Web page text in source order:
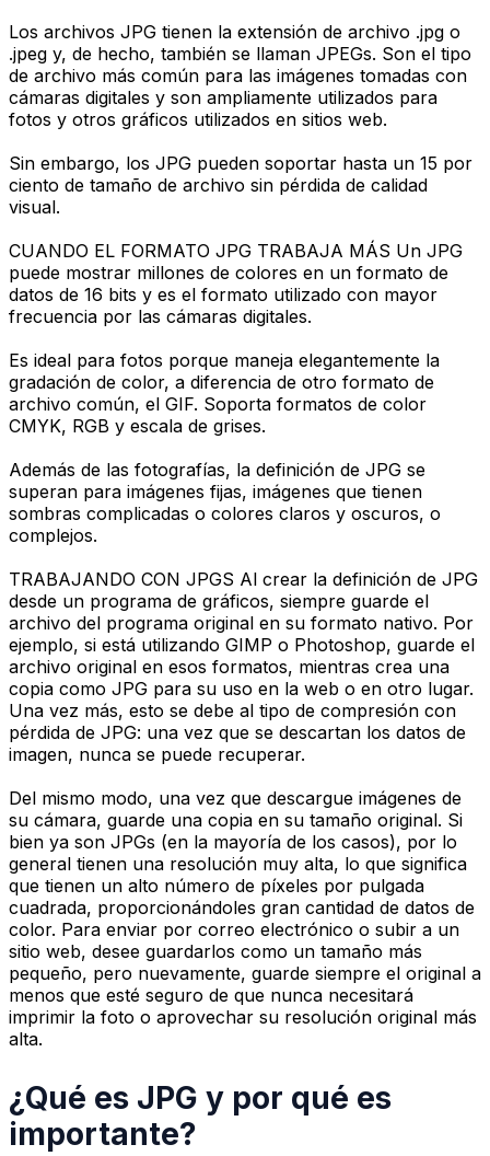
Los archivos JPG tienen la extensión de archivo .jpg o
.jpeg y, de hecho, también se llaman JPEGs. Son el tipo
de archivo más común para las imágenes tomadas con
cámaras digitales y son ampliamente utilizados para
fotos y otros gráficos utilizados en sitios web.
Sin embargo, los JPG pueden soportar hasta un 15 por
ciento de tamaño de archivo sin pérdida de calidad
visual.
CUANDO EL FORMATO JPG TRABAJA MÁS Un JPG
puede mostrar millones de colores en un formato de
datos de 16 bits y es el formato utilizado con mayor
frecuencia por las cámaras digitales.
Es ideal para fotos porque maneja elegantemente la
gradación de color, a diferencia de otro formato de
archivo común, el GIF. Soporta formatos de color
CMYK, RGB y escala de grises.
Además de las fotografías, la definición de JPG se
superan para imágenes fijas, imágenes que tienen
sombras complicadas o colores claros y oscuros, o
complejos.
TRABAJANDO CON JPGS Al crear la definición de JPG
desde un programa de gráficos, siempre guarde el
archivo del programa original en su formato nativo. Por
ejemplo, si está utilizando GIMP o Photoshop, guarde el
archivo original en esos formatos, mientras crea una
copia como JPG para su uso en la web o en otro lugar.
Una vez más, esto se debe al tipo de compresión con
pérdida de JPG: una vez que se descartan los datos de
imagen, nunca se puede recuperar.
Del mismo modo, una vez que descargue imágenes de
su cámara, guarde una copia en su tamaño original. Si
bien ya son JPGs (en la mayoría de los casos), por lo
general tienen una resolución muy alta, lo que significa
que tienen un alto número de píxeles por pulgada
cuadrada, proporcionándoles gran cantidad de datos de
color. Para enviar por correo electrónico o subir a un
sitio web, desee guardarlos como un tamaño más
pequeño, pero nuevamente, guarde siempre el original a
menos que esté seguro de que nunca necesitará
imprimir la foto o aprovechar su resolución original más
alta.
¿Qué es JPG y por qué es
importante?